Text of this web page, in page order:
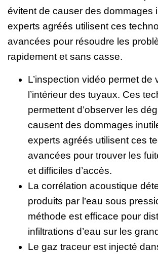
évitent de causer des dommages
experts agréés utilisent ces
avancées pour résoudre les
rapidement et sans casse.
L’inspection vidéo permet de
l’intérieur des tuyaux. Ces
permettent d’observer les
causent des dommages
experts agréés utilisent ces
avancées pour trouver les
et difficiles d’accès.
La corrélation acoustique
produits par l’eau sous
méthode est efficace pour
infiltrations d’eau sur les
Le gaz traceur est injecté